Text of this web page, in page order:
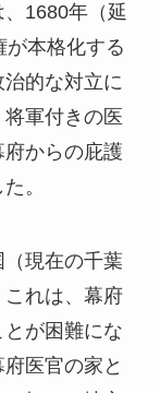
1680年（延
が本格化する
的な対立に
軍付きの医
からの庇護
。
現在の千葉
れは、幕府
が困難にな
医官の家と